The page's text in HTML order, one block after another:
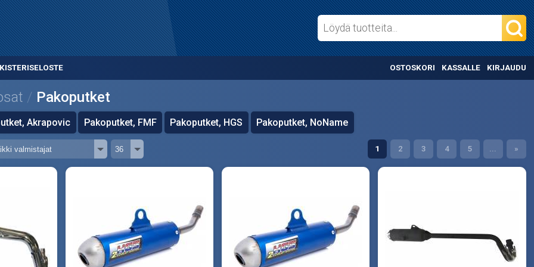
OSTOSKORI KASSALLE KIRJAUDU
Pakoputket
Akrapovic Pakoputket, FMF Pakoputket, HGS Pakoputket, NoName
1 2 3 4 5 ... »